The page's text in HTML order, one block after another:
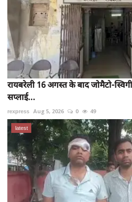
रायबरेली 16 अगस्त के बाद जोमैटो-
सप्लाई...
rexpress Aug 5, 2026 0 49
latest